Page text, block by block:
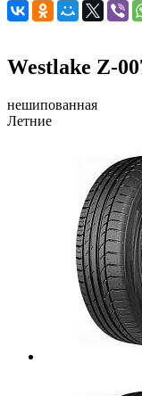
Westlake Z-
нешипованная
Летние